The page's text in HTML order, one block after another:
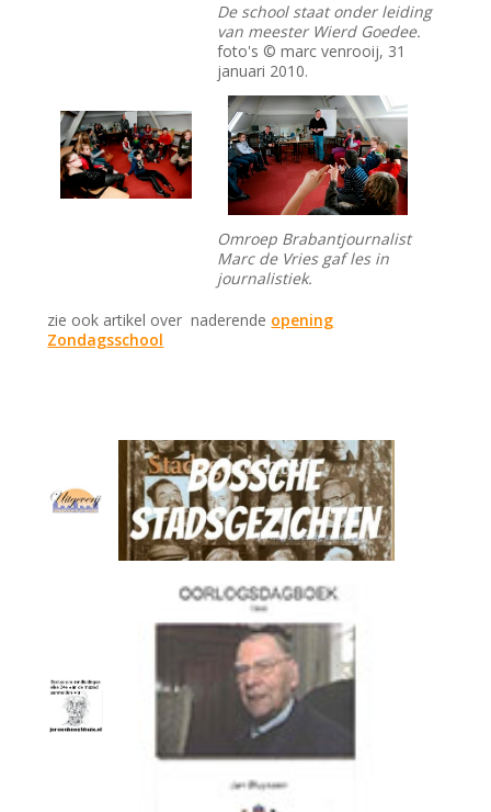
De school staat onder leiding
van meester Wierd Goedee.
foto's © marc venrooij, 31
januari 2010.
Omroep Brabantjournalist
Marc de Vries gaf les in
journalistiek.
zie ook artikel over naderende opening
Zondagsschool